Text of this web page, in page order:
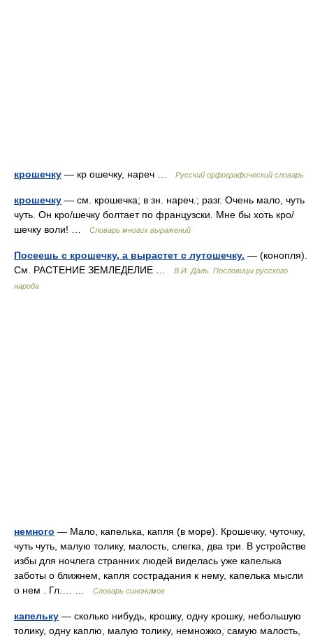
крошечку — кр ошечку, нареч … Русский орфографический словарь
крошечку — см. крошечка; в зн. нареч.; разг. Очень мало, чуть
чуть. Он кро/шечку болтает по французски. Мне бы хоть кро/
шечку воли! …
Словарь многих выражений
Посеешь с крошечку, а вырастет с лутошечку. — (конопля).
См. РАСТЕНИЕ ЗЕМЛЕДЕЛИЕ …
В.И. Даль. Пословицы русского
народа
немного — Мало, капелька, капля (в море). Крошечку, чуточку,
чуть чуть, малую толику, малость, слегка, два три. В устройстве
избы для ночлега странних людей виделась уже капелька
заботы о ближнем, капля сострадания к нему, капелька мысли
о нем . Гл.… …
Словарь синонимов
капельку — сколько нибудь, крошку, одну крошку, небольшую
толику, одну каплю, малую толику, немножко, самую малость,